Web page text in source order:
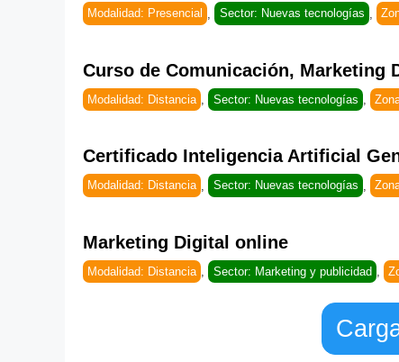
Modalidad: Presencial Sector: Nuevas tecnologías
Curso de Comunicación, Marketing
Modalidad: Distancia , Sector: Nuevas tecnologías ,
Certificado Inteligencia Artificial
Modalidad: Distancia Sector: Nuevas tecnologías
Marketing Digital online
Modalidad: Distancia , Sector: Marketing y publicidad ,